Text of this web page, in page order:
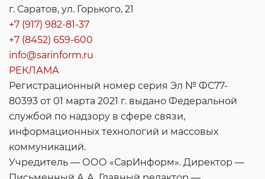
г. Саратов, ул. Горького, 21
+7 (917) 982-81-37
+7 (8452) 659-600
info@sarinform.ru
РЕКЛАМА
Регистрационный номер серия Эл № ФС77-
80393 от 01 марта 2021 г. выдано Федеральной
службой по надзору в сфере связи,
информационных технологий и массовых
коммуникаций.
Учредитель — ООО «СарИнформ». Директор —